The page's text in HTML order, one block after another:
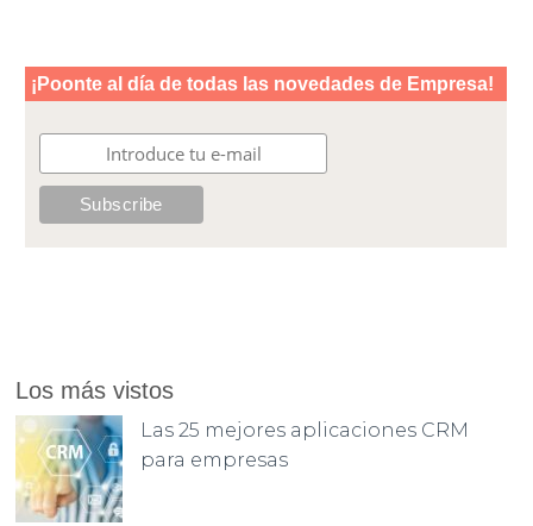
Los más vistos
Las 25 mejores aplicaciones CRM
para empresas